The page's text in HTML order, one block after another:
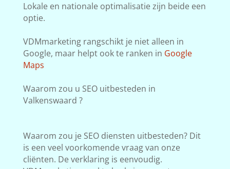
Lokale en nationale optimalisatie zijn beide een
optie.
VDMmarketing rangschikt je niet alleen in
Google, maar helpt ook te ranken in Google
Maps
Waarom zou u SEO uitbesteden in
Valkenswaard ?
Waarom zou je SEO diensten uitbesteden? Dit
is een veel voorkomende vraag van onze
cliënten. De verklaring is eenvoudig.